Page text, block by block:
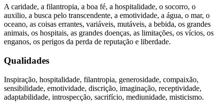
A caridade, a filantropia, a boa fé, a hospitalidade, o socorro, o
auxilio, a busca pelo transcendente, a emotividade, a água, o mar, o
oceano, as coisas errantes, variáveis, mutáveis, a bebida, os grandes
animais, os hospitais, as grandes doenças, as limitações, os vícios, os
enganos, os perigos da perda de reputação e liberdade.
Qualidades
Inspiração, hospitalidade, filantropia, generosidade, compaixão,
sensibilidade, emotividade, discrição, imaginação, receptividade,
adaptabilidade, introspecção, sacrifício, mediunidade, misticismo.